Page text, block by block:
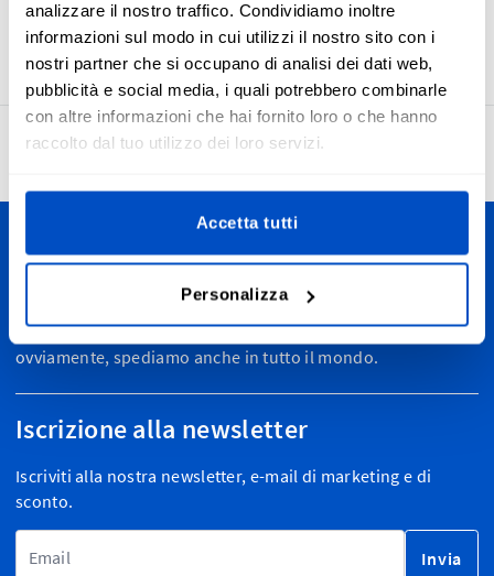
analizzare il nostro traffico. Condividiamo inoltre
informazioni sul modo in cui utilizzi il nostro sito con i
nostri partner che si occupano di analisi dei dati web,
pubblicità e social media, i quali potrebbero combinarle
con altre informazioni che hai fornito loro o che hanno
raccolto dal tuo utilizzo dei loro servizi.
Accetta tutti
Personalizza
centrale orizzontale, che le rendono davvero facili da cucire
sui tuoi articoli.
4.7 27’950 recensioni
Personalizza le tue creazioni
Spediamo in tutta la Svizzera, dal Canton Ticino alla
Romandia passando dalle Alpi fino a Zurigo e St. Moritz. E,
ovviamente, spediamo anche in tutto il mondo.
Iscrizione alla newsletter
Iscriviti alla nostra newsletter, e-mail di marketing e di
sconto.
Invia